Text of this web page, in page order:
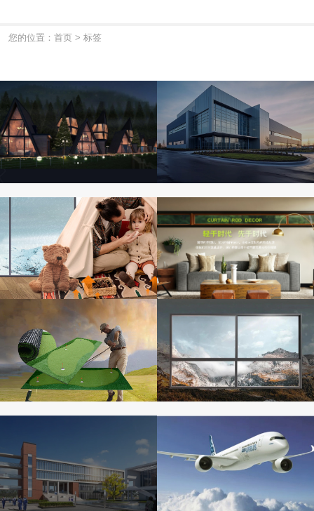
您的位置：首页 > 标签
潍美集成
集装箱空间定制
锦州红日
线材镀锌设备
华扬科技
太阳能专家
铭盛五金制
卫浴整专家
新高品
爽心又爽口
苏晖特
为人类创造未来的
生活空间
德器自动化科技
智能 高效 安全 绿
色
至高品质
先进设备和工艺流
程